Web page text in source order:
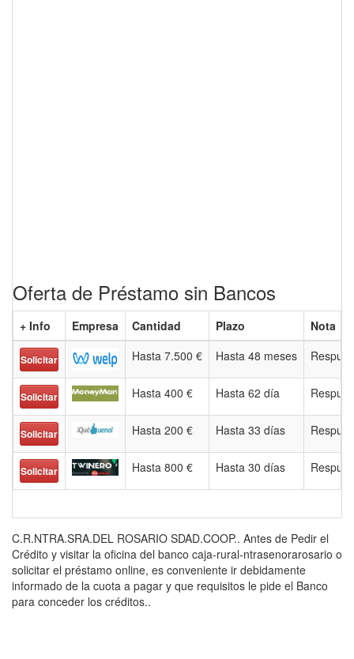
Oferta de Préstamo sin Bancos
+ Info Empresa Cantidad Plazo Nota
Solicitar Hasta 7.500 € Hasta 48 meses
Solicitar Hasta 400 € Hasta 62 día
Solicitar Hasta 200 € Hasta 33 días
Solicitar Hasta 800 € Hasta 30 días
C.R.NTRA.SRA.DEL ROSARIO SDAD.COOP.. Antes de Pedir el
Crédito y visitar la oficina del banco caja-rural-ntrasenorarosario o
solicitar el préstamo online, es conveniente ir debidamente
informado de la cuota a pagar y que requisitos le pide el Banco
para conceder los créditos..